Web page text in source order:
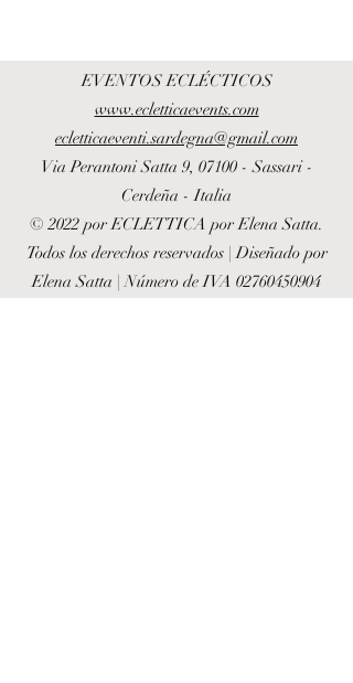
EVENTOS ECLÉCTICOS
www.ecletticaevents.com
ecletticaeventi.sardegna@gmail.com
Via Perantoni Satta 9, 07100 - Sassari -
Cerdeña - Italia
© 2022 por ECLETTICA por Elena Satta.
Todos los derechos reservados | Diseñado por
Elena Satta | Número de IVA 02760450904